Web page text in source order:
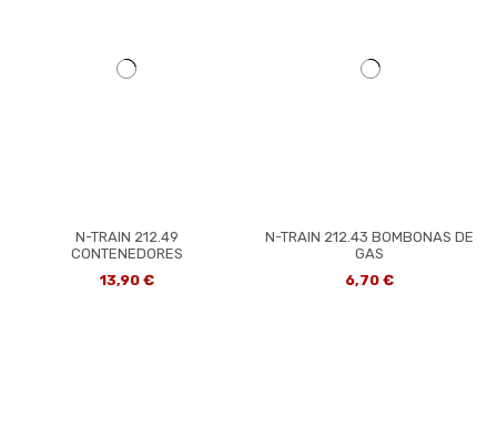
N-TRAIN 212.49
CONTENEDORES
13,90 €
N-TRAIN 212.43 BOMBONAS DE
GAS
6,70 €